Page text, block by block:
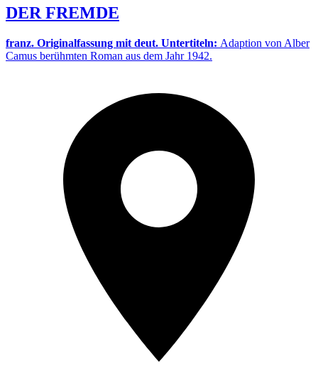
DER FREMDE
franz. Originalfassung mit deut. Untertiteln: Adaption von Alber
Camus berühmten Roman aus dem Jahr 1942.